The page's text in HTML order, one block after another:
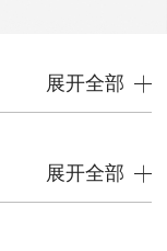
展开全部
展开全部